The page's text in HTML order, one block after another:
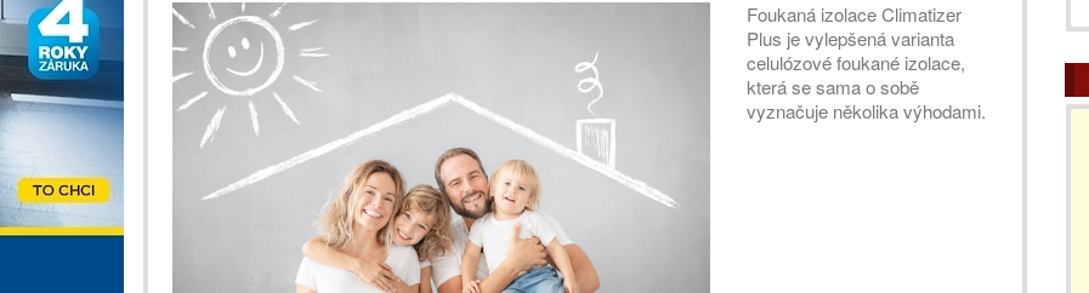
Foukaná izolace Climatizer
Plus je vylepšená varianta
celulózové foukané izolace,
která se sama o sobě
vyznačuje několika výhodami.